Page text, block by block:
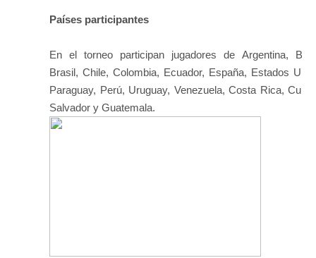
Países participantes
En el torneo participan jugadores de Argentina,
Brasil, Chile, Colombia, Ecuador, España, Estados
Paraguay, Perú, Uruguay, Venezuela, Costa Rica,
Salvador y Guatemala.